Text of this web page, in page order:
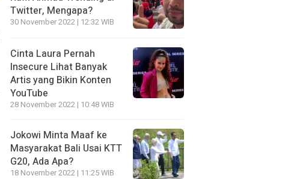
Twitter, Mengapa?
30 November 2022 | 12:32 WIB
Cinta Laura Pernah
Insecure Lihat Banyak
Artis yang Bikin Konten
YouTube
28 November 2022 | 10:48 WIB
Jokowi Minta Maaf ke
Masyarakat Bali Usai KTT
G20, Ada Apa?
18 November 2022 | 11:25 WIB